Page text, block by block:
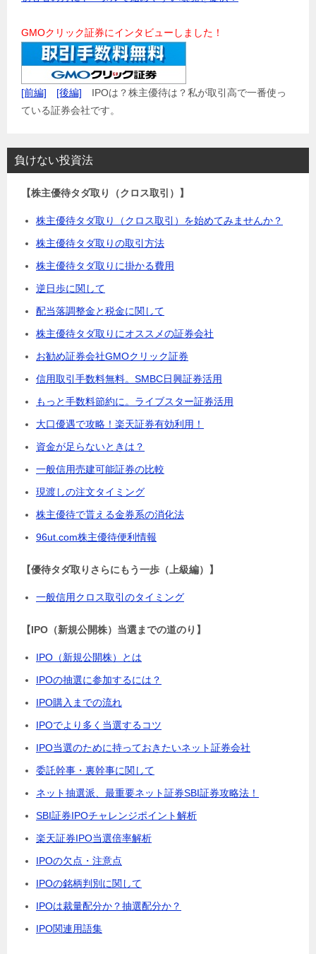
GMOクリック証券にインタビューしました！
[前編] [後編] IPOは？株主優待は？私が取引高で一番使っ
ている証券会社です。
負けない投資法
【株主優待タダ取り（クロス取引）】
株主優待タダ取り（クロス取引）を始めてみませんか？
株主優待タダ取りの取引方法
株主優待タダ取りに掛かる費用
逆日歩に関して
配当落調整金と税金に関して
株主優待タダ取りにオススメの証券会社
お勧め証券会社GMOクリック証券
信用取引手数料無料。SMBC日興証券活用
もっと手数料節約に。ライブスター証券活用
大口優遇で攻略！楽天証券有効利用！
資金が足らないときは？
一般信用売建可能証券の比較
現渡しの注文タイミング
株主優待で貰える金券系の消化法
96ut.com株主優待便利情報
【優待タダ取りさらにもう一歩（上級編）】
一般信用クロス取引のタイミング
【IPO（新規公開株）当選までの道のり】
IPO（新規公開株）とは
IPOの抽選に参加するには？
IPO購入までの流れ
IPOでより多く当選するコツ
IPO当選のために持っておきたいネット証券会社
委託幹事・裏幹事に関して
ネット抽選派、最重要ネット証券SBI証券攻略法！
SBI証券IPOチャレンジポイント解析
楽天証券IPO当選倍率解析
IPOの欠点・注意点
IPOの銘柄判別に関して
IPOは裁量配分か？抽選配分か？
IPO関連用語集